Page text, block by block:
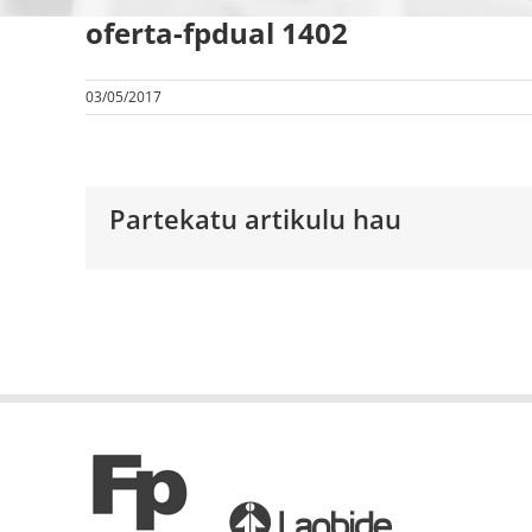
oferta-fpdual 1402
03/05/2017
Partekatu artikulu hau